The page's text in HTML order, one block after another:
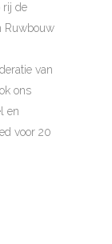
rij de
Ruwbouw
van
ons
en
voor 20